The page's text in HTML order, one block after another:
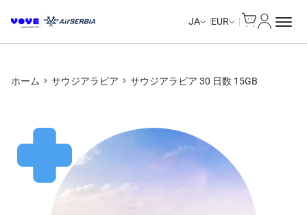
JA EUR
ホーム サウジアラビア サウジアラビア 30 日数 15GB